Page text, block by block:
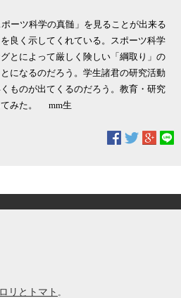
ーツ科学の真髄」を見ることが出来る
良く示してくれている。スポーツ科学
とによって厳しく険しい「綱取り」の
になるのだろう。学生諸君の研究活動
ものが出てくるのだろう。教育・研究
てみた。
mm生
リとトマト